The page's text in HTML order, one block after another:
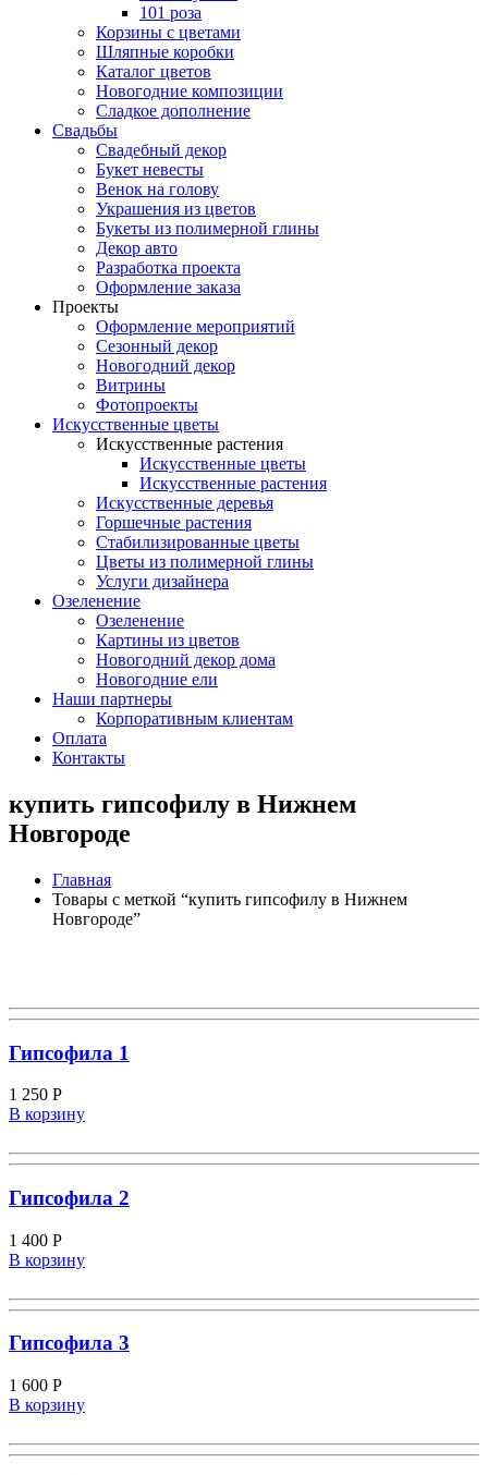
101 роза
Корзины с цветами
Шляпные коробки
Каталог цветов
Новогодние композиции
Сладкое дополнение
Свадьбы
Свадебный декор
Букет невесты
Венок на голову
Украшения из цветов
Букеты из полимерной глины
Декор авто
Разработка проекта
Оформление заказа
Проекты
Оформление мероприятий
Сезонный декор
Новогодний декор
Витрины
Фотопроекты
Искусственные цветы
Искусственные растения
Искусственные цветы
Искусственные растения
Искусственные деревья
Горшечные растения
Стабилизированные цветы
Цветы из полимерной глины
Услуги дизайнера
Озеленение
Озеленение
Картины из цветов
Новогодний декор дома
Новогодние ели
Наши партнеры
Корпоративным клиентам
Оплата
Контакты
купить гипсофилу в Нижнем
Новгороде
Главная
Товары с меткой “купить гипсофилу в Нижнем
Новгороде”
Гипсофила 1
1 250 Р
В корзину
Гипсофила 2
1 400 Р
В корзину
Гипсофила 3
1 600 Р
В корзину